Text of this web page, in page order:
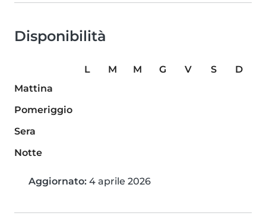
Disponibilità
L M M G V S
D
Mattina
Pomeriggio
Sera
Notte
Aggiornato: 4 aprile 2026